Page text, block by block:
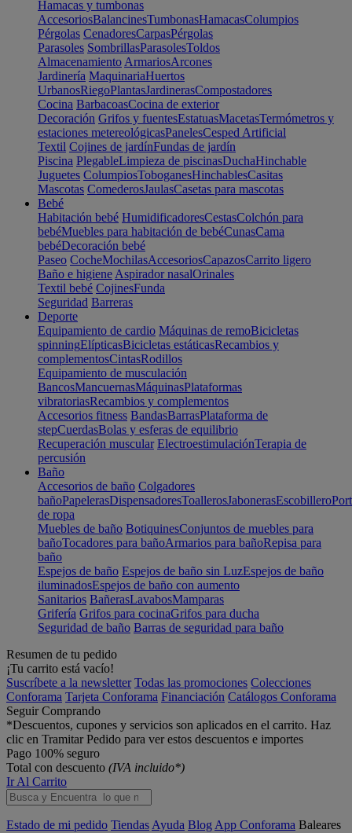
Hamacas y tumbonas
AccesoriosBalancinesTumbonasHamacasColumpios
Pérgolas CenadoresCarpasPérgolas
Parasoles SombrillasParasolesToldos
Almacenamiento ArmariosArcones
Jardinería MaquinariaHuertos
UrbanosRiegoPlantasJardinerasCompostadores
Cocina BarbacoasCocina de exterior
Decoración Grifos y fuentesEstatuasMacetasTermómetros y
estaciones metereológicasPanelesCesped Artificial
Textil Cojines de jardínFundas de jardín
Piscina PlegableLimpieza de piscinasDuchaHinchable
Juguetes ColumpiosToboganesHinchablesCasitas
Mascotas ComederosJaulasCasetas para mascotas
Bebé
Habitación bebé HumidificadoresCestasColchón para
bebéMuebles para habitación de bebéCunasCama
bebéDecoración bebé
Paseo CocheMochilasAccesoriosCapazosCarrito ligero
Baño e higiene Aspirador nasalOrinales
Textil bebé CojinesFunda
Seguridad Barreras
Deporte
Equipamiento de cardio Máquinas de remoBicicletas
spinningElípticasBicicletas estáticasRecambios y
complementosCintasRodillos
Equipamiento de musculación
BancosMancuernasMáquinasPlataformas
vibratoriasRecambios y complementos
Accesorios fitness BandasBarrasPlataforma de
stepCuerdasBolas y esferas de equilibrio
Recuperación muscular ElectroestimulaciónTerapia de
percusión
Baño
Accesorios de baño Colgadores
bañoPapelerasDispensadoresToallerosJabonerasEscobillero
de ropa
Muebles de baño BotiquinesConjuntos de muebles para
bañoTocadores para bañoArmarios para bañoRepisa para
baño
Espejos de baño Espejos de baño sin LuzEspejos de baño
iluminadosEspejos de baño con aumento
Sanitarios BañerasLavabosMamparas
Grifería Grifos para cocinaGrifos para ducha
Seguridad de baño Barras de seguridad para baño
Resumen de tu pedido
¡Tu carrito está vacío!
Suscríbete a la newsletter Todas las promociones Colecciones
Conforama Tarjeta Conforama Financiación Catálogos Conforama
Seguir Comprando
*Descuentos, cupones y servicios son aplicados en el carrito. Haz
clic en Tramitar Pedido para ver estos descuentos e importes
Pago 100% seguro
Total con descuento (IVA incluido*)
Ir Al Carrito
Estado de mi pedido Tiendas Ayuda Blog App Conforama Baleares